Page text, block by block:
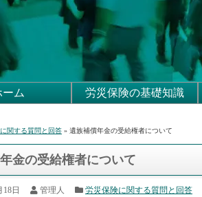
ーム 労災保険の基礎知識
関する質問と回答 » 遺族補償年金の受給権者について
金の受給権者について
18日 管理人 労災保険に関する質問と回答